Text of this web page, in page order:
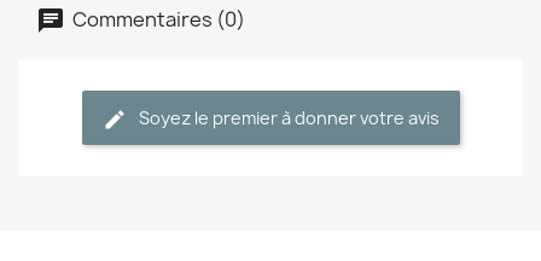
Commentaires (0)
Soyez le premier à donner votre avis